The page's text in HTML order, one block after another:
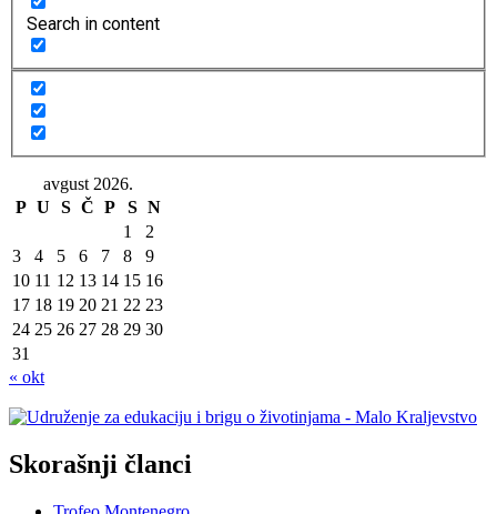
Search in content
avgust 2026.
P U S Č P S N
1
2
3
4 5 6 7 8
9
10 11 12 13 14 15 16
17 18 19 20 21 22 23
24 25 26 27 28 29 30
31
« okt
Skorašnji članci